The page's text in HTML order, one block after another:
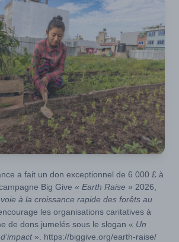
a fait un don exceptionnel de 6 000 £ à
Big Give « Earth Raise » 2026,
à la croissance rapide des forêts au
les organisations caritatives à
de dons jumelés sous le slogan « Un
». https://biggive.org/earth-raise/